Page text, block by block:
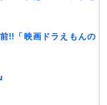
!!「映画ドラえもんの